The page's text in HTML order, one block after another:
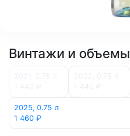
Винтажи и объемы
2025, 0.75 л
1 460 ₽